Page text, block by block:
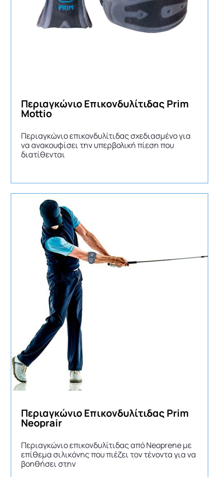
Περιαγκώνιο Επικονδυλίτιδας Prim
Mottio
Περιαγκώνιο επικονδυλίτιδας σχεδιασμένο για
να ανακουφίσει την υπερβολική πίεση που
διατίθενται
Περιαγκώνιο Επικονδυλίτιδας Prim
Neoprair
Περιαγκώνιο επικονδυλίτιδας από Neoprene με
επίθεμα σιλικόνης που πιέζει τον τένοντα για να
βοηθήσει στην